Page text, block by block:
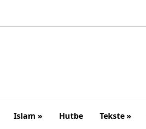
Islam » Hutbe Tekste »